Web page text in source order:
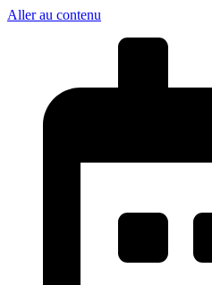
Aller au contenu